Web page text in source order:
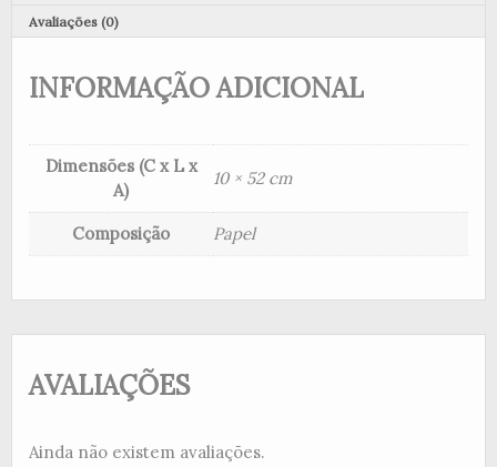
and
Porcelain
(pequeno)
Avaliações (0)
INFORMAÇÃO ADICIONAL
Dimensões (C x L x
A)
10 × 52 cm
Composição Papel
AVALIAÇÕES
Ainda não existem avaliações.